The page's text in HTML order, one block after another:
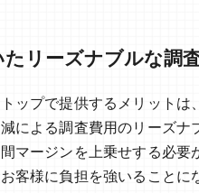
リーズナブルな調
ップで提供するメリットは
による調査費用のリーズ
マージンを上乗せする必要
客様に負担を強いることに